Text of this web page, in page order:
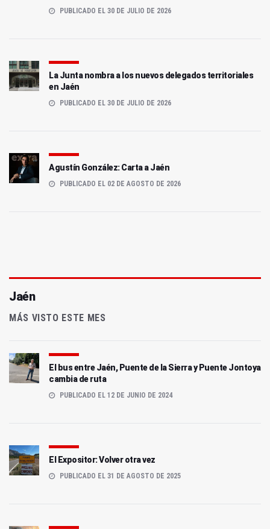
PUBLICADO EL 30 DE JULIO DE 2026
La Junta nombra a los nuevos delegados territoriales
en Jaén
PUBLICADO EL 30 DE JULIO DE 2026
Agustín González: Carta a Jaén
PUBLICADO EL 02 DE AGOSTO DE 2026
Jaén
MÁS VISTO ESTE MES
El bus entre Jaén, Puente de la Sierra y Puente Jontoya
cambia de ruta
PUBLICADO EL 12 DE JUNIO DE 2024
El Expositor: Volver otra vez
PUBLICADO EL 31 DE AGOSTO DE 2025